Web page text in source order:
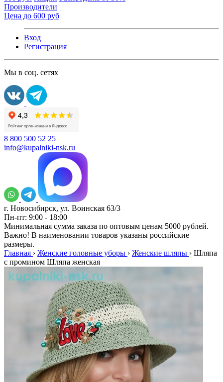
Производители
Цена до 600 руб
Вход
Регистрация
Мы в соц. сетях
8 800 500 52 25
info@kupalniki-nsk.ru
г. Новосибирск, ул. Воинская 63/3
Пн-пт: 9:00 - 18:00
Минимальная сумма заказа по оптовым ценам 5000 рублей.
Важно! В наименовании товаров указаны российские
размеры.
Главная › Женские головные уборы › Женские шляпы › Шляпа
с промином Шляпа женская